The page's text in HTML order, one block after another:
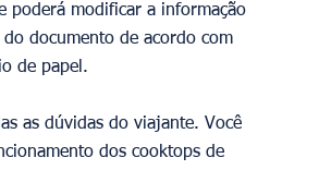
poderá modificar a informação
documento de acordo com
de papel.
as dúvidas do viajante. Você
dos cooktops de